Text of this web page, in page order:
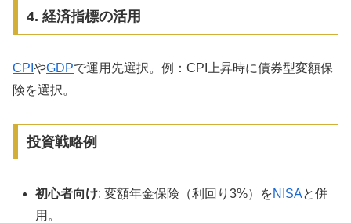
4. 経済指標の活用
CPI やGDPで運用先選択。例：CPI上昇時に債券型変額保
険を選択。
投資戦略例
初心者向け: 変額年金保険（利回り3%）をNISAと併
用。